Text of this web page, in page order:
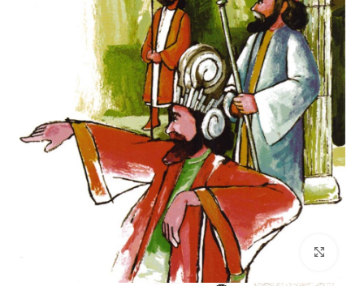
بزرگنمایی تصویر